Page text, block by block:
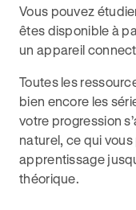
Vous pouvez
êtes disponible à
un appareil
Toutes les
bien encore les
votre progression
naturel, ce qui
apprentissage
théorique.